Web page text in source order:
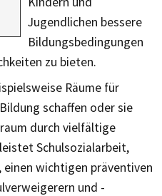
Jugendlichen bessere
Bildungsbedingungen
zu bieten.
Räume für
schaffen oder sie
durch vielfältige
Schulsozialarbeit,
einen wichtigen präventiven
und -